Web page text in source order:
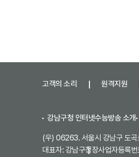
고객의 소리 원격지원
강남구청 인터넷수능방송 소개
(우) 06263. 서울시 강남구 도
대표자: 강남구청장사업자등록